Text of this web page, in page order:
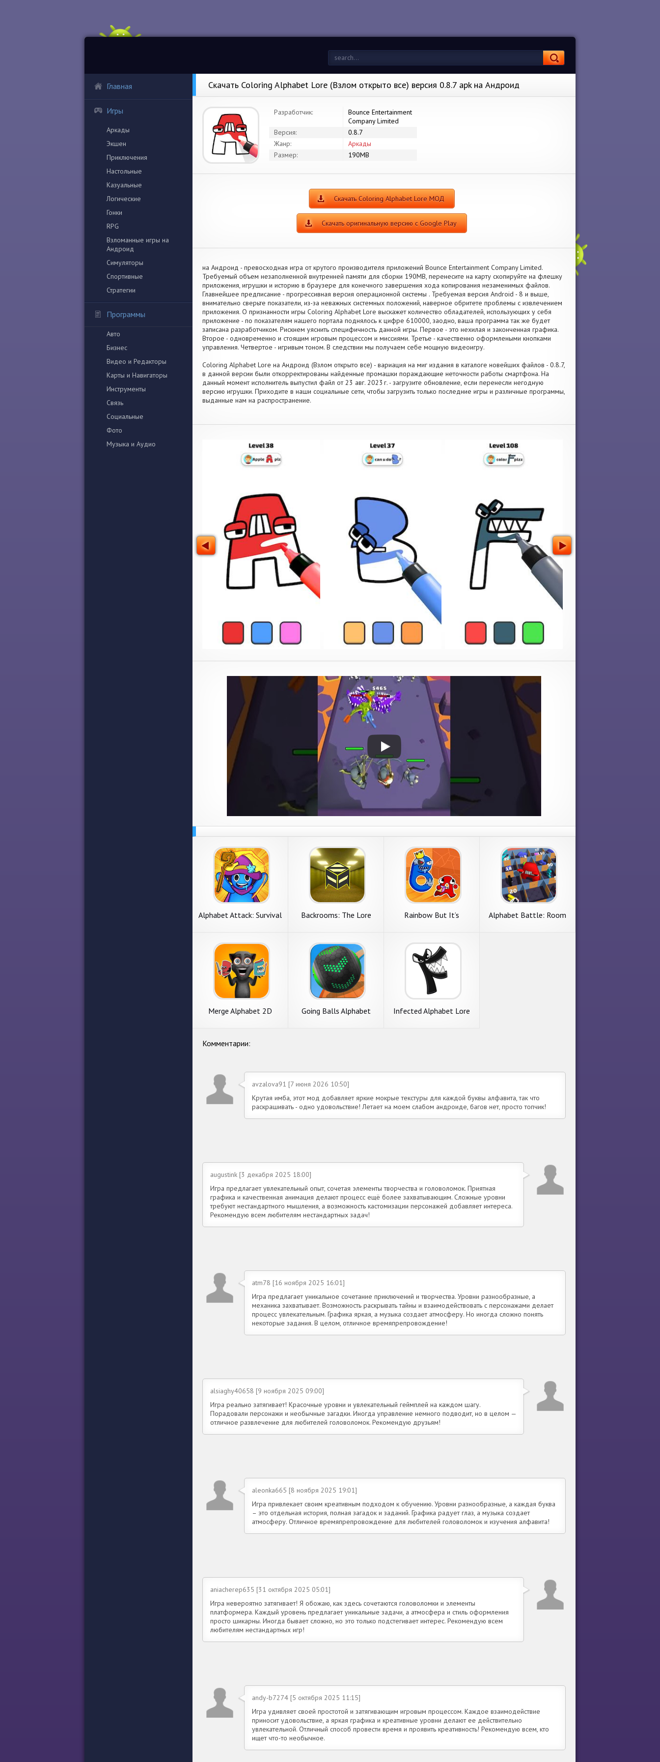
Главная
Игры
Аркады
Экшен
Приключения
Настольные
Казуальные
Логические
Гонки
RPG
Взломанные игры на
Андроид
Симуляторы
Спортивные
Стратегии
Программы
Авто
Бизнес
Видео и Редакторы
Карты и Навигаторы
Инструменты
Связь
Социальные
Фото
Музыка и Аудио
Скачать Coloring Alphabet Lore (Взлом открыто все) версия 0.8.7 apk на Андроид
Разработчик:
Bounce Entertainment
Company Limited
Версия:
0.8.7
Жанр:
Аркады
Размер:
190MB
Скачать Coloring Alphabet Lore МОД
Скачать оригинальную версию с Google Play
на Андроид - превосходная игра от крутого производителя приложений Bounce Entertainment Company Limited.
Требуемый объем незаполненной внутренней памяти для сборки 190MB, перенесите на карту скопируйте на флешку
приложения, игрушки и историю в браузере для конечного завершения хода копирования незаменимых файлов.
Главнейшее предписание - прогрессивная версия операционной системы . Требуемая версия Android - 8 и выше,
внимательно сверьте показатели, из-за неважных системных положений, наверное обритете проблемы с извлечением
приложения. О признанности игры Coloring Alphabet Lore выскажет количество обладателей, использующих у себя
приложение - по показателям нашего портала поднялось к цифре 610000, заодно, ваша программа так же будет
записана разработчиком. Рискнем уяснить специфичность данной игры. Первое - это нехилая и законченная графика.
Второе - одновременно и стоящим игровым процессом и миссиями. Третье - качественно оформлеными кнопками
управления. Четвертое - игривым тоном. В следствии мы получаем себе мощную видеоигру.
Coloring Alphabet Lore на Андроид (Взлом открыто все) - вариация на миг издания в каталоге новейших файлов - 0.8.7,
в данной версии были откорректированы найденные промашки пораждающие неточности работы смартфона. На
данный момент исполнитель выпустил файл от 23 авг. 2023 г. - загрузите обновление, если перенесли негодную
версию игрушки. Приходите в наши социальные сети, чтобы загрузить только последние игры и различные программы,
выданные нам на распространение.
Alphabet Attack: Survival
Backrooms: The Lore
Rainbow But It’s
Alphabet Battle: Room
Merge Alphabet 2D
Going Balls Alphabet
Infected Alphabet Lore
Комментарии:
avzalova91 [7 июня 2026 10:50]
Крутая имба, этот мод добавляет яркие мокрые текстуры для каждой буквы алфавита, так что
раскрашивать - одно удовольствие! Летает на моем слабом андроиде, багов нет, просто топчик!
augustink [3 декабря 2025 18:00]
Игра предлагает увлекательный опыт, сочетая элементы творчества и головоломок. Приятная
графика и качественная анимация делают процесс ещё более захватывающим. Сложные уровни
требуют нестандартного мышления, а возможность кастомизации персонажей добавляет интереса.
Рекомендую всем любителям нестандартных задач!
atm78 [16 ноября 2025 16:01]
Игра предлагает уникальное сочетание приключений и творчества. Уровни разнообразные, а
механика захватывает. Возможность раскрывать тайны и взаимодействовать с персонажами делает
процесс увлекательным. Графика яркая, а музыка создает атмосферу. Но иногда сложно понять
некоторые задания. В целом, отличное времяпрепровождение!
alsiaghy40658 [9 ноября 2025 09:00]
Игра реально затягивает! Красочные уровни и увлекательный геймплей на каждом шагу.
Порадовали персонажи и необычные загадки. Иногда управление немного подводит, но в целом —
отличное развлечение для любителей головоломок. Рекомендую друзьям!
aleonka665 [8 ноября 2025 19:01]
Игра привлекает своим креативным подходом к обучению. Уровни разнообразные, а каждая буква
– это отдельная история, полная загадок и заданий. Графика радует глаз, а музыка создает
атмосферу. Отличное времяпрепровождение для любителей головоломок и изучения алфавита!
aniacherep635 [31 октября 2025 05:01]
Игра невероятно затягивает! Я обожаю, как здесь сочетаются головоломки и элементы
платформера. Каждый уровень предлагает уникальные задачи, а атмосфера и стиль оформления
просто шикарны. Иногда бывает сложно, но это только подстегивает интерес. Рекомендую всем
любителям нестандартных игр!
andy-b7274 [5 октября 2025 11:15]
Игра удивляет своей простотой и затягивающим игровым процессом. Каждое взаимодействие
приносит удовольствие, а яркая графика и креативные уровни делают ее действительно
увлекательной. Отличный способ провести время и проявить креативность! Рекомендую всем, кто
ищет что-то необычное.